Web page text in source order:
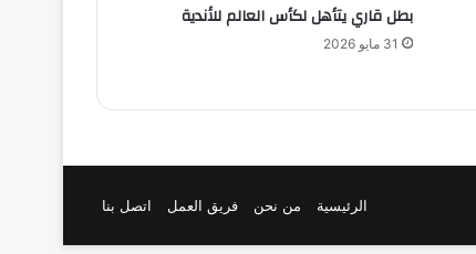
بطل قاري يتأهل لكأس العالم للأندية
31 مايو 2026
الرئيسية من نحن فريق العمل اتصل بنا